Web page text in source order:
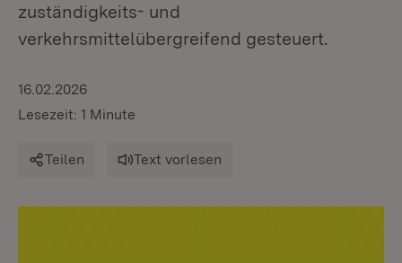
zuständigkeits- und
verkehrsmittelübergreifend gesteuert.
16.02.2026
Lesezeit: 1 Minute
Teilen Text vorlesen